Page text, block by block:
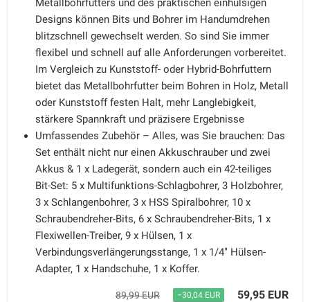
Metallbohrfutters und des praktischen einhülsigen
Designs können Bits und Bohrer im Handumdrehen
blitzschnell gewechselt werden. So sind Sie immer
flexibel und schnell auf alle Anforderungen vorbereitet.
Im Vergleich zu Kunststoff- oder Hybrid-Bohrfuttern
bietet das Metallbohrfutter beim Bohren in Holz, Metall
oder Kunststoff festen Halt, mehr Langlebigkeit,
stärkere Spannkraft und präzisere Ergebnisse
Umfassendes Zubehör – Alles, was Sie brauchen: Das
Set enthält nicht nur einen Akkuschrauber und zwei
Akkus & 1 x Ladegerät, sondern auch ein 42-teiliges
Bit-Set: 5 x Multifunktions-Schlagbohrer, 3 Holzbohrer,
3 x Schlangenbohrer, 3 x HSS Spiralbohrer, 10 x
Schraubendreher-Bits, 6 x Schraubendreher-Bits, 1 x
Flexiwellen-Treiber, 9 x Hülsen, 1 x
Verbindungsverlängerungsstange, 1 x 1/4" Hülsen-
Adapter, 1 x Handschuhe, 1 x Koffer.
89,99 EUR −30,04 EUR 59,95 EUR